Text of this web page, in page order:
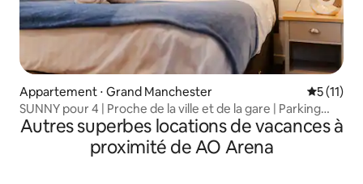
Appartement ⋅ Grand Manchester
5 (11)
SUNNY pour 4 | Proche de la ville et de la gare | Parking
gratuit | Appartement 3
Autres superbes locations de vacances à
proximité de AO Arena